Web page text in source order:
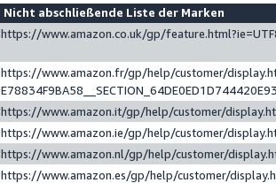
Nicht abschließende Liste der Marken
https://www.amazon.co.uk/gp/
https://www.amazon.fr/gp/help/customer/
https://www.amazon.it/gp/help/customer/
https://www.amazon.ie/gp/help/customer/
https://www.amazon.nl/gp/help/customer/
https://www.amazon.es/gp/help/customer/